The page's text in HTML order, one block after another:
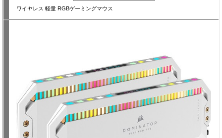
ワイヤレス 軽量 RGBゲーミングマウス